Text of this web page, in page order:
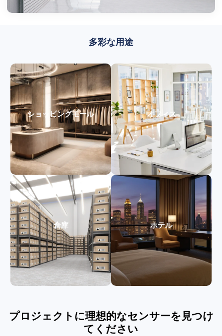
多彩な用途
ショッピングモール オフィス
倉庫 ホテル
プロジェクトに理想的なセンサーを見つけ
てください